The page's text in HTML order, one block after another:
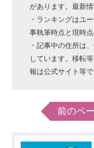
があります。最新
・ランキングはユ
事執筆時点と現時
・記事中の住所は
しています。移転
報は公式サイト等で
前のペ